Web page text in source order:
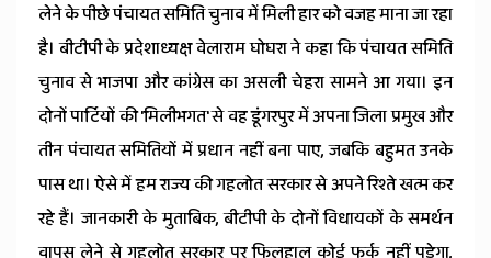
लेने के पीछे पंचायत समिति चुनाव में मिली हार को वजह माना जा रहा
है। बीटीपी के प्रदेशाध्यक्ष वेलाराम घोघरा ने कहा कि पंचायत समिति
चुनाव से भाजपा और कांग्रेस का असली चेहरा सामने आ गया। इन
दोनों पार्टियों की 'मिलीभगत' से वह डूंगरपुर में अपना जिला प्रमुख और
तीन पंचायत समितियों में प्रधान नहीं बना पाए, जबकि बहुमत उनके
पास था। ऐसे में हम राज्य की गहलोत सरकार से अपने रिश्ते खत्म कर
रहे हैं। जानकारी के मुताबिक, बीटीपी के दोनों विधायकों के समर्थन